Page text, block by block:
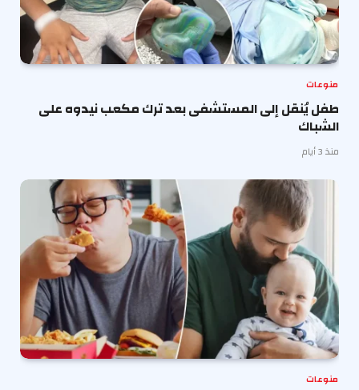
منوعات
طفل يُنقل إلى المستشفى بعد ترك مكعب نيدوه على
الشباك
منذ 3 أيام
منوعات